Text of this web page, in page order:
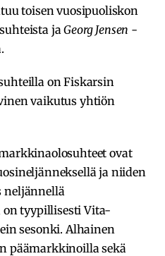
toisen vuosipuoliskon
jaGeorg Jensen -
on Fiskarsin
vaikutus yhtiön
ovat
ja niiden
neljännellä
on tyypillisesti Vita-
sesonki. Alhainen
päämarkkinoilla sekä